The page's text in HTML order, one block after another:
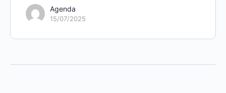
Agenda
15/07/2025